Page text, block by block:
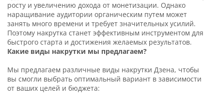
росту и увеличению дохода от монетизации. Однако
наращивание аудитории органическим путем может
занять много времени и требует значительных усилий.
Поэтому накрутка станет эффективным инструментом для
быстрого старта и достижения желаемых результатов.
Какие виды накрутки мы предлагаем?
Мы предлагаем различные виды накрутки Дзена, чтобы
вы смогли выбрать оптимальный вариант в зависимости
от ваших целей и бюджета: